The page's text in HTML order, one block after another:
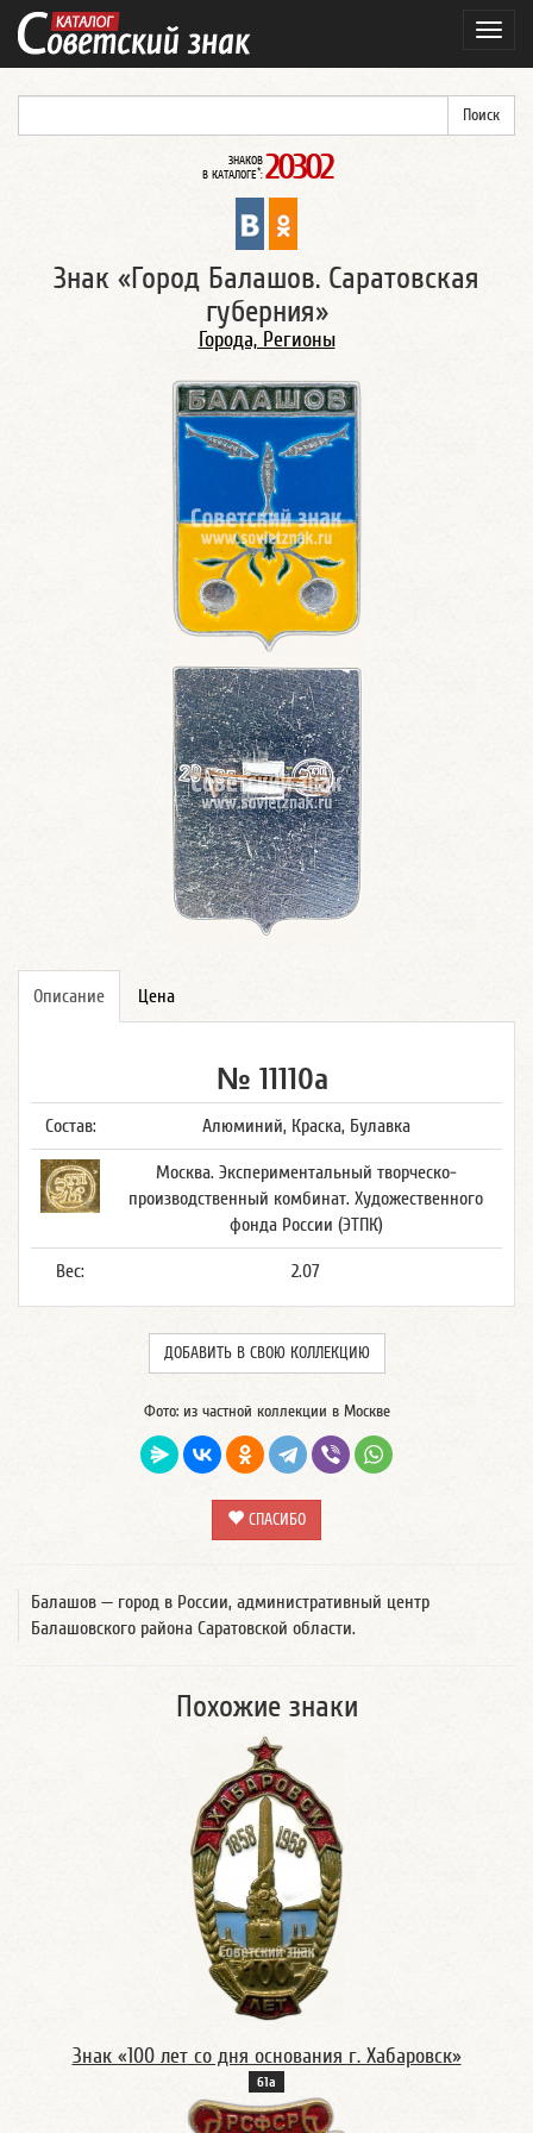
ЗНАКОВ
В КАТАЛОГЕ*: 20302
Знак «Город Балашов. Саратовская
губерния»
Города, Регионы
Описание Цена
№ 11110а
Состав: Алюминий, Краска, Булавка
Москва. Экспериментальный творческо-
производственный комбинат. Художественного
фонда России (ЭТПК)
Вес: 2.07
ДОБАВИТЬ В СВОЮ КОЛЛЕКЦИЮ
Фото: из частной коллекции в Москве
СПАСИБО
Балашов — город в России, административный центр
Балашовского района Саратовской области.
Похожие знаки
Знак «100 лет со дня основания г. Хабаровск»
61а